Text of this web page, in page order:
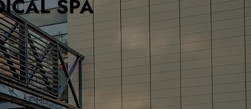
SPA
+ 3
в день